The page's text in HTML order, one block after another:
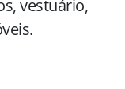
vestuário,